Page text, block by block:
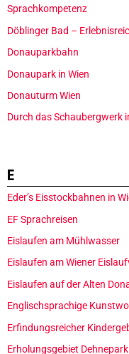
Sprachkompetenz
Döblinger Bad –
Donauparkbahn
Donaupark in Wien
Donauturm Wien
Durch das Schaubergwerk
E
Eder’s Eisstockbahnen in
EF Sprachreisen
Eislaufen am Mühlwasser
Eislaufen am Wiener
Eislaufen auf der Alten
Englischsprachige
Erfindungsreicher
Erholungsgebiet Dehnepark